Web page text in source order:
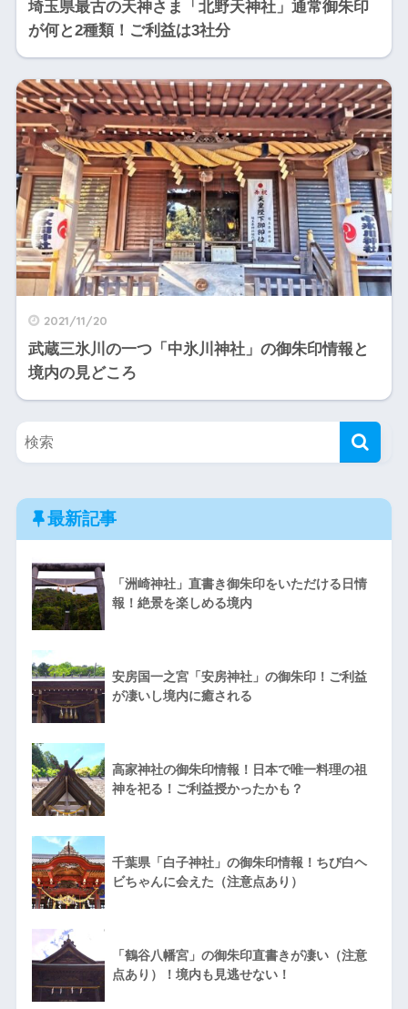
埼玉県最古の天神さま「北野天神社」通常御朱印
が何と2種類！ご利益は3社分
2021/11/20
武蔵三氷川の一つ「中氷川神社」の御朱印情報と
境内の見どころ
最新記事
「洲崎神社」直書き御朱印をいただける日情
報！絶景を楽しめる境内
安房国一之宮「安房神社」の御朱印！ご利益
が凄いし境内に癒される
高家神社の御朱印情報！日本で唯一料理の祖
神を祀る！ご利益授かったかも？
千葉県「白子神社」の御朱印情報！ちび白ヘ
ビちゃんに会えた（注意点あり）
「鶴谷八幡宮」の御朱印直書きが凄い（注意
点あり）！境内も見逃せない！